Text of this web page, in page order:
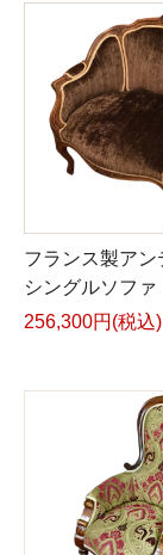
フランス製アン
シングルソファ
256,300円(税込)